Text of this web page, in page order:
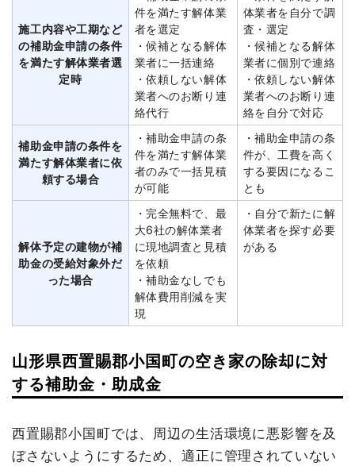
施工内容や工期など
の補助金申請の条件
を満たす解体業者選
定時
件を満たす解体業
者を選定
・候補となる解体
業者に一括連絡
・依頼しない解体
業者へのお断り連
絡代行
体業者を自分で調
査・選定
・候補となる解体
業者に個別で連絡
・依頼しない解体
業者へのお断り連
絡を自分で対応
補助金申請の条件を
満たす解体業者に依
頼する場合
・補助金申請の条
件を満たす解体業
者のみで一括見積
が可能
・補助金申請の条
件が、工費を高く
する要因になるこ
とも
解体予定の建物が補
助金の受給対象外だ
った場合
・完全無料で、最
大6社の解体業者
に現地調査と見積
を依頼
・補助金なしでも
解体費用削減を実
現
・自分で新たに解
体業者を探す必要
がある
山形県西置賜郡小国町の空き家の除却に対
する補助金・助成金
西置賜郡小国町では、周辺の生活環境に悪影響を及
ぼさないようにするため、適正に管理されていない